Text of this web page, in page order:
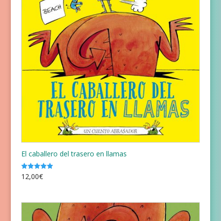
El caballero del trasero en llamas
Valorado
con
12,00€